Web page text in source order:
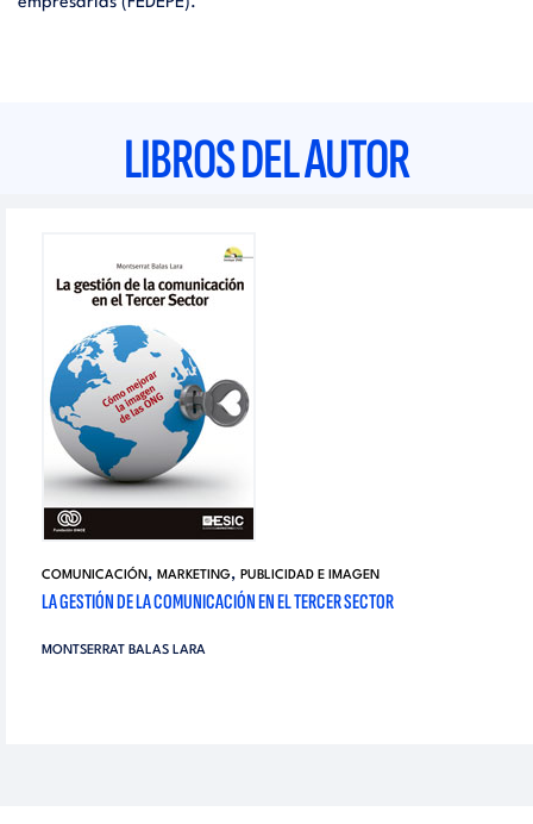
LIBROS DEL AUTOR
COMUNICACIÓN, MARKETING, PUBLICIDAD E IMAGEN
LA GESTIÓN DE LA COMUNICACIÓN EN EL TERCER SECTOR
MONTSERRAT BALAS LARA